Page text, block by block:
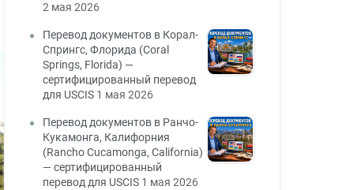
2 мая 2026
Перевод документов в Корал-
Спрингс, Флорида (Coral
Springs, Florida) —
сертифицированный перевод
для USCIS 1 мая 2026
Перевод документов в Ранчо-
Кукамонга, Калифорния
(Rancho Cucamonga, California)
— сертифицированный
перевод для USCIS 1 мая 2026